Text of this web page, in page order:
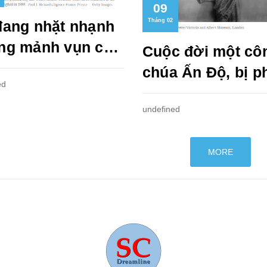
nhặt nhạnh
mảnh vụn của
vỡ như thế
09
Tháng 02
Cuộc đời một
chúa Ấn Độ, bị
undefined
MORE